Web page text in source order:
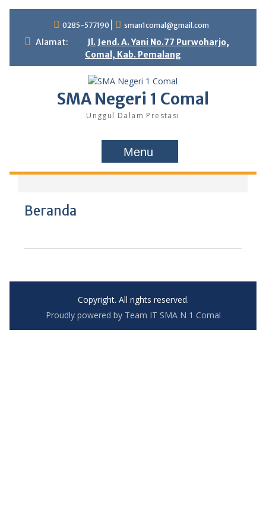
0285-577190 sman1comal@gmail.com
Alamat:
Jl. Jend. A. Yani No.77 Purwoharjo,
Comal, Kab. Pemalang
SMA Negeri 1 Comal
Unggul Dalam Prestasi
Menu
Beranda
Copyright. All rights reserved.
Proudly powered by Team IT SMA N 1 Comal